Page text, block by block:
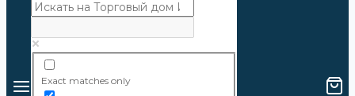
Exact matches only